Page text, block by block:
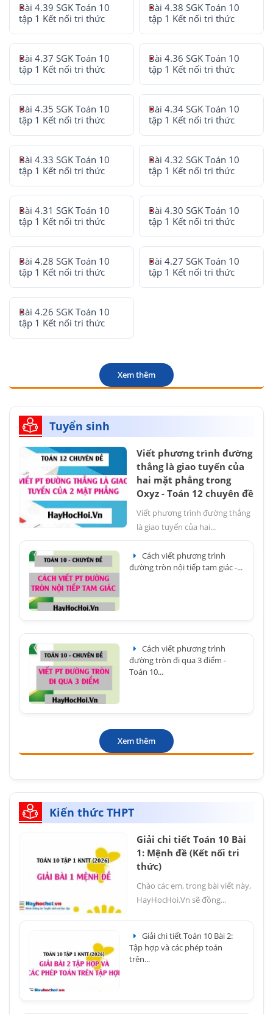
Bài 4.39 SGK Toán 10
tập 1 Kết nối tri thức
Bài 4.38 SGK Toán 10
tập 1 Kết nối tri thức
Bài 4.37 SGK Toán 10
tập 1 Kết nối tri thức
Bài 4.36 SGK Toán 10
tập 1 Kết nối tri thức
Bài 4.35 SGK Toán 10
tập 1 Kết nối tri thức
Bài 4.34 SGK Toán 10
tập 1 Kết nối tri thức
Bài 4.33 SGK Toán 10
tập 1 Kết nối tri thức
Bài 4.32 SGK Toán 10
tập 1 Kết nối tri thức
Bài 4.31 SGK Toán 10
tập 1 Kết nối tri thức
Bài 4.30 SGK Toán 10
tập 1 Kết nối tri thức
Bài 4.28 SGK Toán 10
tập 1 Kết nối tri thức
Bài 4.27 SGK Toán 10
tập 1 Kết nối tri thức
Bài 4.26 SGK Toán 10
tập 1 Kết nối tri thức
Xem thêm
Tuyển sinh
Viết phương trình đường
thẳng là giao tuyến của
hai mặt phẳng trong
Oxyz - Toán 12 chuyên đề
Viết phương trình đường thẳng
là giao tuyến của hai...
Cách viết phương trình
đường tròn nội tiếp tam giác -...
Cách viết phương trình
đường tròn đi qua 3 điểm -
Toán 10...
Xem thêm
Kiến thức THPT
Giải chi tiết Toán 10 Bài
1: Mệnh đề (Kết nối tri
thức)
Chào các em, trong bài viết này,
HayHocHoi.Vn sẽ đồng...
Giải chi tiết Toán 10 Bài 2:
Tập hợp và các phép toán
trên...